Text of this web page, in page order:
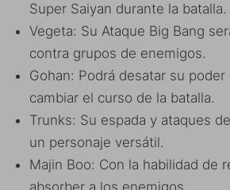
Super Saiyan durante la batalla.
Vegeta: Su Ataque Big Bang
contra grupos de enemigos.
Gohan: Podrá desatar su poder
cambiar el curso de la batalla.
Trunks: Su espada y ataques
un personaje versátil.
Majin Boo: Con la habilidad de
absorber a los enemigos.